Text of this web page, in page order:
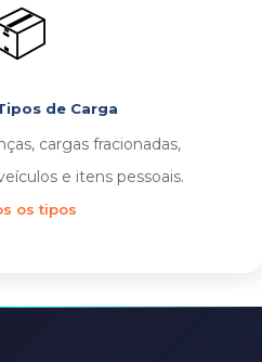
de Carga
cargas fracionadas,
e itens pessoais.
os tipos